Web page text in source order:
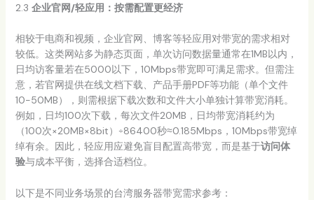
2.3 企业官网/轻应用：按需配置更经济
相较于电商和视频，企业官网、博客等轻应用对带宽的需求相对
较低。这类网站多为静态页面，单次访问数据量通常在1MB以内，
日均访客量若在5000以下，10Mbps带宽即可满足需求。但需注
意，若官网提供在线文档下载、产品手册PDF等功能（单个文件
10-50MB），则需根据下载次数和文件大小单独计算带宽消耗。
例如，日均100次下载，每次文件20MB，日均带宽消耗约为
（100次×20MB×8bit）÷86400秒≈0.185Mbps，10Mbps带宽绰
绰有余。因此，轻应用应避免盲目配置高带宽，而是基于访问体
验与成本平衡，选择合适档位。
以下是不同业务场景的台湾服务器带宽需求参考：